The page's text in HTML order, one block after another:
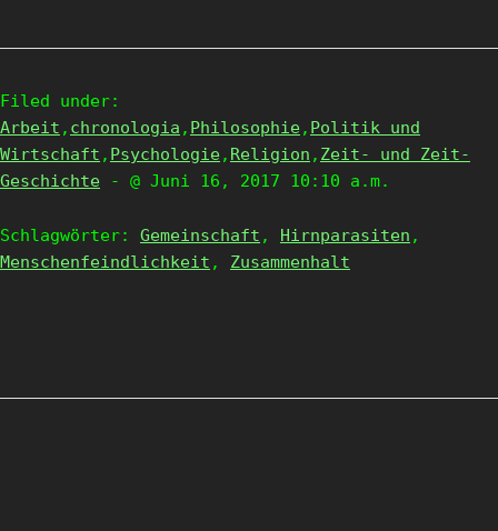
Filed under:
Arbeit , chronologia , Philosophie, Politik und
Wirtschaft , Psychologie, Religion , Zeit- und Zeit-
Geschichte
- @ Juni 16, 2017 10:10 a.m.
Schlagwörter: Gemeinschaft , Hirnparasiten ,
Menschenfeindlichkeit , Zusammenhalt